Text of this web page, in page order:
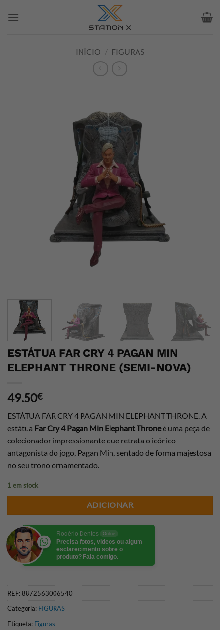
INÍCIO / FIGURAS
ESTÁTUA FAR CRY 4 PAGAN MIN
ELEPHANT THRONE (SEMI-NOVA)
49.50€
ESTÁTUA FAR CRY 4 PAGAN MIN ELEPHANT THRONE. A
estátua Far Cry 4 Pagan Min Elephant Throneé uma peça de
colecionador impressionante que retrata o icónico
antagonista do jogo, Pagan Min, sentado de forma majestosa
no seu trono ornamentado.
1 em stock
ADICIONAR
Rogério Dentes Online
Precisa fotos, videos ou algum
esclarecimento sobre o
produto? Fala comigo.
REF:8872563006540
Categoria: FIGURAS
Etiqueta: Figuras